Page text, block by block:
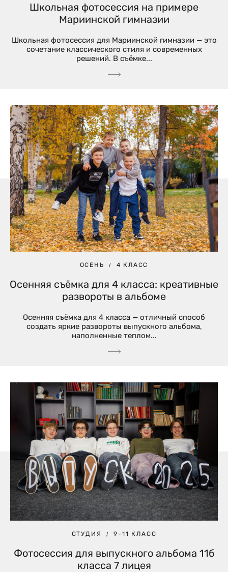
Школьная фотосессия на примере
Мариинской гимназии
Школьная фотосессия для Мариинской гимназии — это
сочетание классического стиля и современных
решений. В съёмке...
ОСЕНЬ 4 КЛАСС
Осенняя съёмка для 4 класса: креативные
развороты в альбоме
Осенняя съёмка для 4 класса — отличный способ
создать яркие развороты выпускного альбома,
наполненные теплом...
СТУДИЯ 9-11 КЛАСС
Фотосессия для выпускного альбома 11б
класса 7 лицея